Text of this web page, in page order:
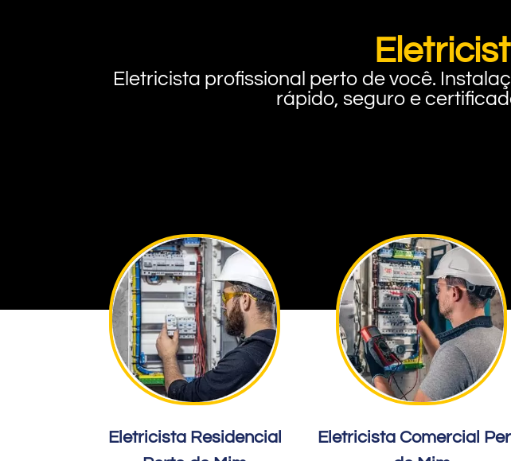
Eletricista profissional perto de você.
rápido, seguro e
Eletricista Residencial
Eletricista Comercial